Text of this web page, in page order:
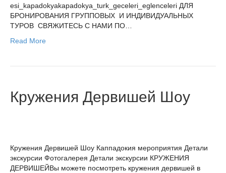
esi_kapadokyakapadokya_turk_geceleri_eglenceleri ДЛЯ
БРОНИРОВАНИЯ ГРУППОВЫХ И ИНДИВИДУАЛЬНЫХ
ТУРОВ СВЯЖИТЕCЬ С НАМИ ПО…
Read More
Кружения Дервишей Шоу
Кружения Дервишей Шоу Каппадокия мероприятия Детали
экскурсии Фотогалерея Детали экскурсии КРУЖЕНИЯ
ДЕРВИШЕЙВы можете посмотреть кружения дервишей в